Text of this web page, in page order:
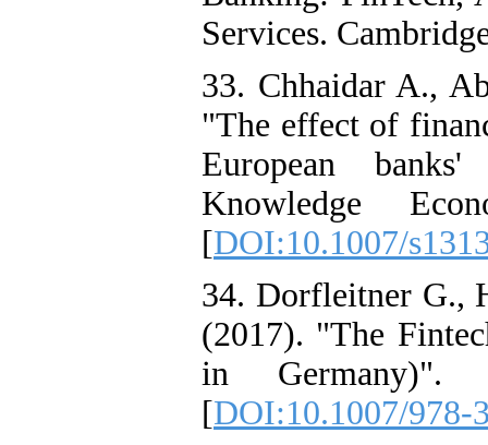
Services.
33. Chhaidar A.,
"The effect of
European
Knowledge
[DOI:10.1007/
34. Dorfleitner G.,
(2017). "The
in Germany)".
[DOI:10.1007/978-